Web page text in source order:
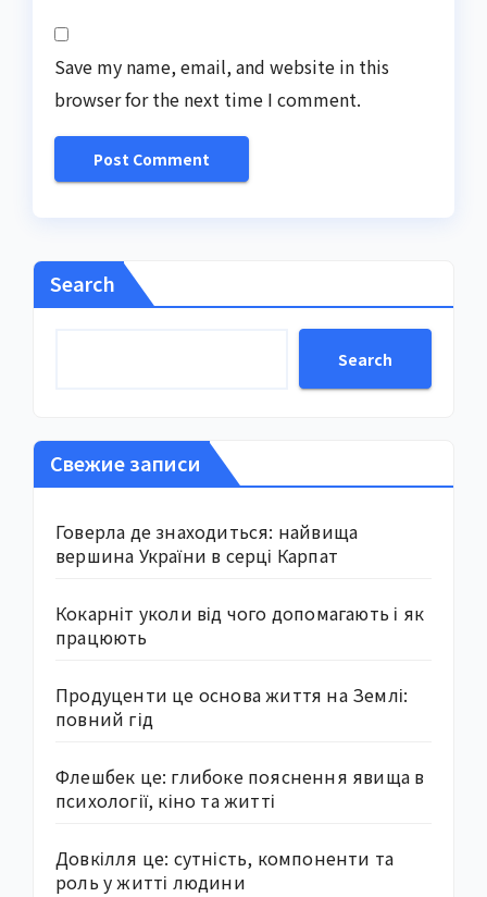
Save my name, email, and website in this
browser for the next time I comment.
Search
Search
Свежие записи
Говерла де знаходиться: найвища
вершина України в серці Карпат
Кокарніт уколи від чого допомагають і як
працюють
Продуценти це основа життя на Землі:
повний гід
Флешбек це: глибоке пояснення явища в
психології, кіно та житті
Довкілля це: сутність, компоненти та
роль у житті людини